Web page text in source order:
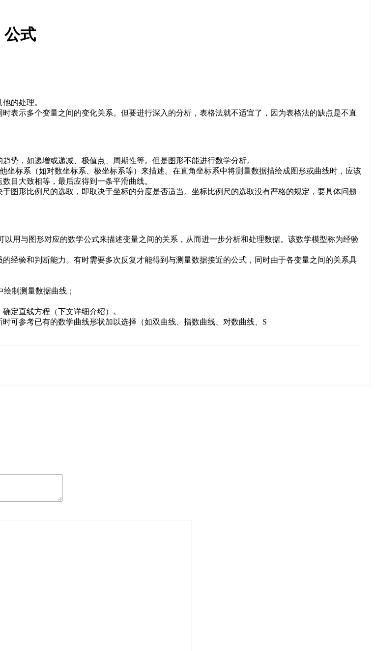
公式
的处理。
表示多个变量之间的变化关系。但要进行深入的分析，表格法就不适宜了，因为表格法的缺点是不直
，如递增或递减、极值点、周期性等。但是图形不能进行数学分析。
坐标系（如对数坐标系、极坐标系等）来描述。在直角坐标系中将测量数据描绘成图形或曲线时，应该
目大致相等，最后应得到一条平滑曲线。
图形比例尺的选取，即取决于坐标的分度是否适当。坐标比例尺的选取没有严格的规定，要具体问题
以用与图形对应的数学公式来描述变量之间的关系，从而进一步分析和处理数据。该数学模型称为经验
经验和判断能力。有时需要多次反复才能得到与测量数据接近的公式，同时由于各变量之间的关系具
制测量数据曲线；
定直线方程（下文详细介绍）。
可参考已有的数学曲线形状加以选择（如双曲线、指数曲线、对数曲线、S